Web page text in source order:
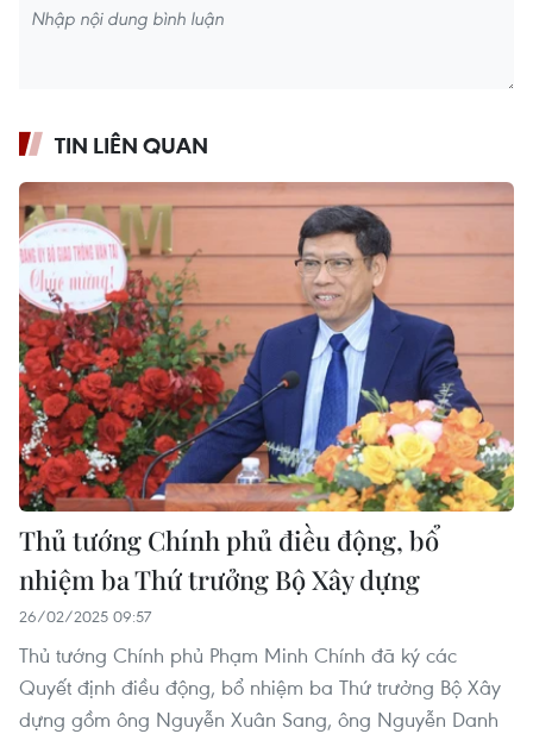
TIN LIÊN QUAN
Thủ tướng Chính phủ điều động, bổ
nhiệm ba Thứ trưởng Bộ Xây dựng
26/02/2025 09:57
Thủ tướng Chính phủ Phạm Minh Chính đã ký các
Quyết định điều động, bổ nhiệm ba Thứ trưởng Bộ Xây
dựng gồm ông Nguyễn Xuân Sang, ông Nguyễn Danh